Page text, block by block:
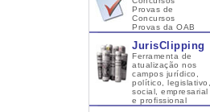
Provas de
Concursos
Provas da OAB
JurisClipping
Ferramenta de
atualização nos
campos jurídico,
político, legislativo,
social, empresarial
e profissional